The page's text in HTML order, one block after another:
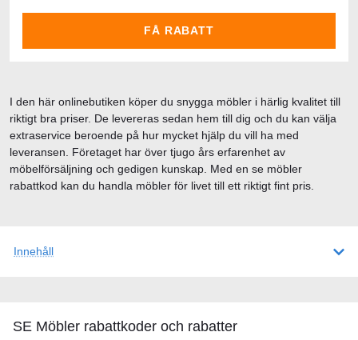
FÅ RABATT
Innehåll
SE Möbler rabattkoder och rabatter
I den här onlinebutiken köper du snygga möbler i härlig kvalitet till
riktigt bra priser. De levereras sedan hem till dig och du kan välja
extraservice beroende på hur mycket hjälp du vill ha med
leveransen. Företaget har över tjugo års erfarenhet av
möbelförsäljning och gedigen kunskap. Med en se möbler
rabattkod kan du handla möbler för livet till ett riktigt fint pris.